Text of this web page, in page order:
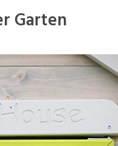
Garten